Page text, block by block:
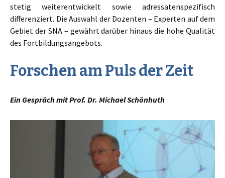
stetig weiterentwickelt sowie adressatenspezifisch
differenziert. Die Auswahl der Dozenten – Experten auf dem
Gebiet der SNA – gewährt darüber hinaus die hohe Qualität
des Fortbildungsangebots.
Forschen am Puls der Zeit
Ein Gespräch mit Prof. Dr. Michael Schönhuth